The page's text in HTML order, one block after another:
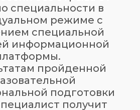
специальности в
режиме с
специальной
информационной
пройденной
подготовки
получит